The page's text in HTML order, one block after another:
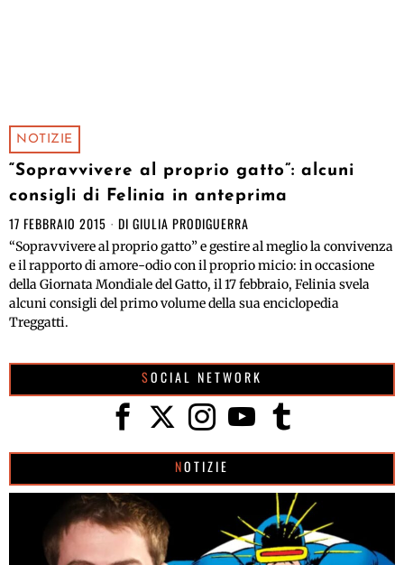
NOTIZIE
“Sopravvivere al proprio gatto”: alcuni
consigli di Felinia in anteprima
17 FEBBRAIO 2015 DI GIULIA PRODIGUERRA
“Sopravvivere al proprio gatto” e gestire al meglio la convivenza
e il rapporto di amore-odio con il proprio micio: in occasione
della Giornata Mondiale del Gatto, il 17 febbraio, Felinia svela
alcuni consigli del primo volume della sua enciclopedia
Treggatti.
SOCIAL NETWORK
NOTIZIE